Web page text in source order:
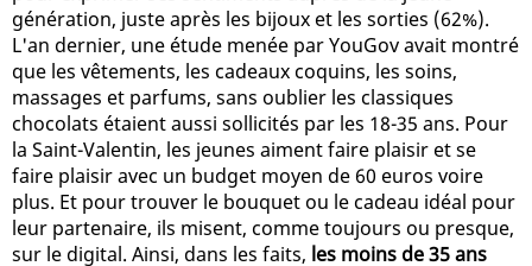
génération, juste après les bijoux et les sorties (62%).
L'an dernier, une étude menée par YouGov avait montré
que les vêtements, les cadeaux coquins, les soins,
massages et parfums, sans oublier les classiques
chocolats étaient aussi sollicités par les 18-35 ans. Pour
la Saint-Valentin, les jeunes aiment faire plaisir et se
faire plaisir avec un budget moyen de 60 euros voire
plus. Et pour trouver le bouquet ou le cadeau idéal pour
leur partenaire, ils misent, comme toujours ou presque,
sur le digital. Ainsi, dans les faits, les moins de 35 ans